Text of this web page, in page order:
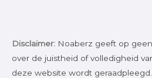
Disclaimer: Noaberz geeft op
over de juistheid of volledigheid
deze website wordt geraadpleegd.